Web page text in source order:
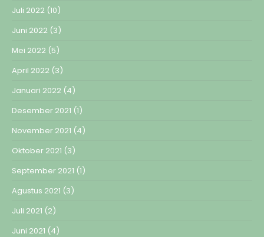
Juli 2022 (10)
Juni 2022 (3)
Mei 2022 (5)
April 2022 (3)
Januari 2022 (4)
Desember 2021 (1)
November 2021 (4)
Oktober 2021 (3)
September 2021 (1)
Agustus 2021 (3)
Juli 2021 (2)
Juni 2021 (4)